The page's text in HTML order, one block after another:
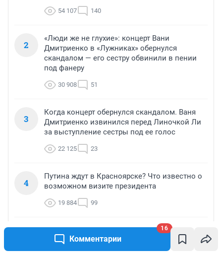
Комментарии
16
54 107 140
2
«Люди же не глухие»: концерт Вани
Дмитриенко в «Лужниках» обернулся
скандалом — его сестру обвинили в пении
под фанеру
30 908 51
3
Когда концерт обернулся скандалом. Ваня
Дмитриенко извинился перед Линочкой Ли
за выступление сестры под ее голос
22 125 23
4
Путина ждут в Красноярске? Что известно о
возможном визите президента
19 884 99
«Не рассчитала силы»: 18-летняя ужурка
пыталась успокоить трехмесячного сына и
убила его